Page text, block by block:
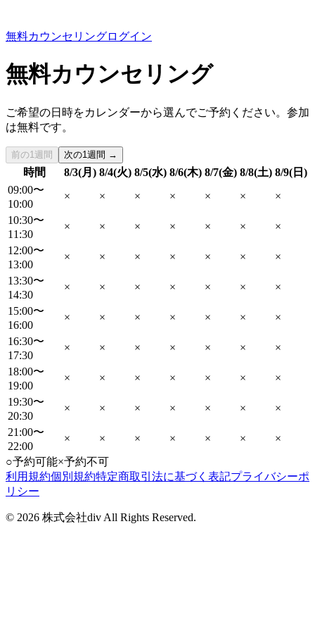
無料カウンセリングログイン
無料カウンセリング
ご希望の日時をカレンダーから選んでご予約ください。参加
は無料です。
前の1週間 次の1週間 →
時間 8/3(月) 8/4(火) 8/5(水) 8/6(木) 8/7(金) 8/8(土) 8/9(日)
09:00〜
10:00
× × × × × ×
×
10:30〜
11:30
× × × × × ×
×
12:00〜
13:00
× × × × × ×
×
13:30〜
14:30
× × × × × ×
×
15:00〜
16:00
× × × × × ×
×
16:30〜
17:30
× × × × × ×
×
18:00〜
19:00
× × × × × ×
×
19:30〜
20:30
× × × × × ×
×
21:00〜
22:00
× × × × × ×
×
○予約可能×予約不可
利用規約個別規約特定商取引法に基づく表記プライバシーポ
リシー
© 2026 株式会社div All Rights Reserved.